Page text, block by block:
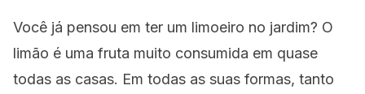
Você já pensou em ter um limoeiro no jardim? O
limão é uma fruta muito consumida em quase
todas as casas. Em todas as suas formas, tanto